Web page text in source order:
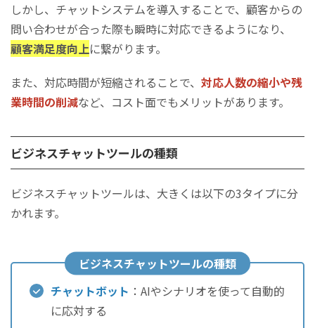
しかし、チャットシステムを導入することで、顧客からの
問い合わせが合った際も瞬時に対応できるようになり、
顧客満足度向上に繋がります。
また、 対応時間が短縮される ことで、 対応人数の縮小や残
業時間の削減など、コスト面でもメリットがあります。
ビジネスチャットツールの種類
ビジネスチャットツールは、大きくは以下の3タイプに分
かれます。
ビジネスチャットツールの種類
チャットボット ：AIやシナリオを使って自動的
に応対する